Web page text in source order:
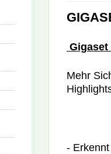
Mehr
-